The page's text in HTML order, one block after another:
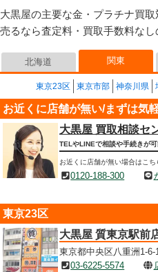
大黒屋の主要な金・プラチナ買
売るなら査定料・買取手数料なし
北海道 関東
東京23区 東京市部 神奈川県
お近くに店舗が無い/まずは気
大黒屋 買取相談セ
TELやLINEで相談や手続きが
お近くに店舗が無い場合はこ
0120-188-300
東京23区
大黒屋 質東京駅前
東京都中央区八重洲1-
03-6225-5574